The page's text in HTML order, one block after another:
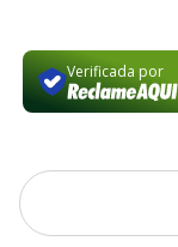
Verificada por